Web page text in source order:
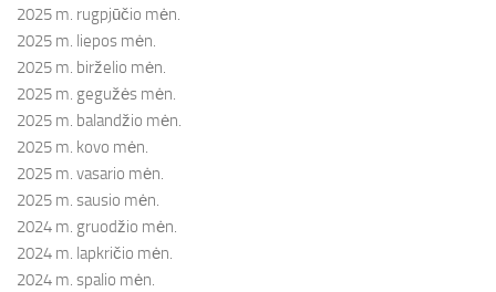
2025 m. rugpjūčio mėn.
2025 m. liepos mėn.
2025 m. birželio mėn.
2025 m. gegužės mėn.
2025 m. balandžio mėn.
2025 m. kovo mėn.
2025 m. vasario mėn.
2025 m. sausio mėn.
2024 m. gruodžio mėn.
2024 m. lapkričio mėn.
2024 m. spalio mėn.